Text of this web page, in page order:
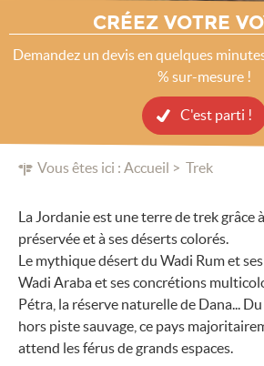
CRÉEZ VOTRE
Demandez un devis en quelques
% sur-mesure !
C'est parti !
Vous êtes ici : Accueil Trek
La Jordanie est une terre de trek grâce
préservée et à ses déserts colorés.
Le mythique désert du Wadi Rum et
Wadi Araba et ses concrétions
Pétra, la réserve naturelle de Dana...
hors piste sauvage, ce pays
attend les férus de grands espaces.